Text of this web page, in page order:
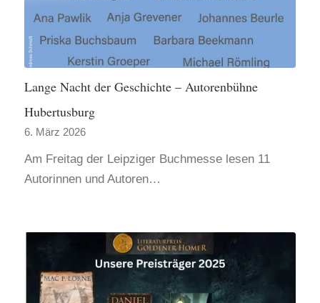
Lange Nacht der Geschichte – Autorenbühne
Hubertusburg
6. März 2026
Am Freitag der Leipziger Buchmesse lesen 11
Autorinnen und Autoren…